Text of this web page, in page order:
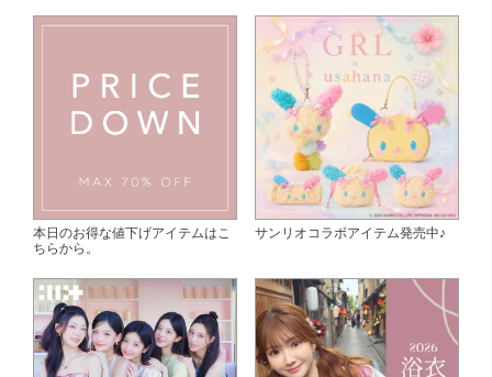
本日のお得な値下げアイテムはこ
ちらから。
サンリオコラボアイテム発売中♪